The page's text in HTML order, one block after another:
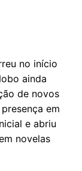
no início
ainda
de novos
em
e abriu
novelas